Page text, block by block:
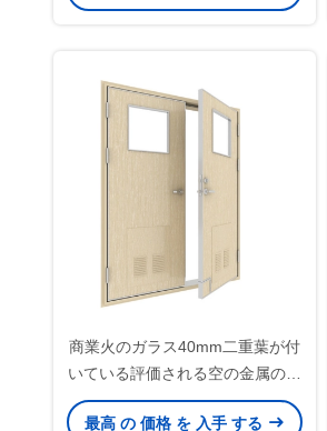
商業火のガラス40mm二重葉が付
いている評価される空の金属の戸
枠
最高 の 価格 を 入手 する